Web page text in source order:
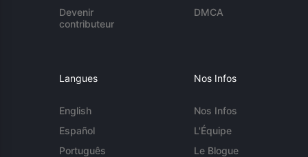
Devenir
contributeur
DMCA
Langues
English
Español
Português
Nos Infos
Nos Infos
L'Équipe
Le Blogue